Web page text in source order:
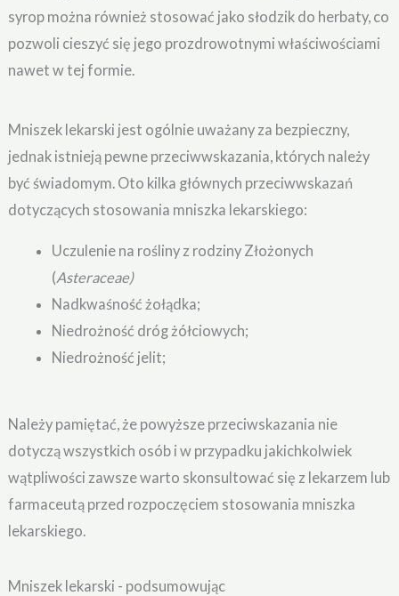
syrop można również stosować jako słodzik do herbaty, co
pozwoli cieszyć się jego prozdrowotnymi właściwościami
nawet w tej formie.
Mniszek lekarski jest ogólnie uważany za bezpieczny,
jednak istnieją pewne przeciwwskazania, których należy
być świadomym. Oto kilka głównych przeciwwskazań
dotyczących stosowania mniszka lekarskiego:
Uczulenie na rośliny z rodziny Złożonych
(Asteraceae)
Nadkwaśność żołądka;
Niedrożność dróg żółciowych;
Niedrożność jelit;
Należy pamiętać, że powyższe przeciwskazania nie
dotyczą wszystkich osób i w przypadku jakichkolwiek
wątpliwości zawsze warto skonsultować się z lekarzem lub
farmaceutą przed rozpoczęciem stosowania mniszka
lekarskiego.
Mniszek lekarski - podsumowując